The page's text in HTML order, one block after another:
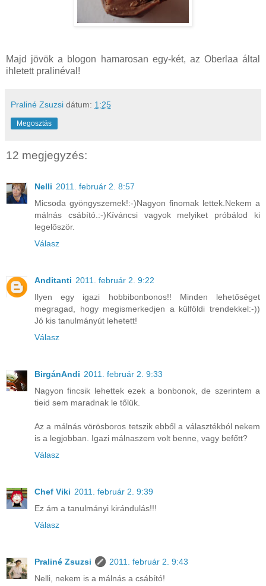
Majd jövök a blogon hamarosan egy-két, az Oberlaa által
ihletett pralinéval!
Praliné Zsuzsi dátum: 1:25
Megosztás
12 megjegyzés:
Nelli 2011. február 2. 8:57
Micsoda gyöngyszemek!:-)Nagyon finomak lettek.Nekem a
málnás csábító.:-)Kíváncsi vagyok melyiket próbálod ki
legelőször.
Válasz
Anditanti 2011. február 2. 9:22
Ilyen egy igazi hobbibonbonos!! Minden lehetőséget
megragad, hogy megismerkedjen a külföldi trendekkel:-))
Jó kis tanulmányút lehetett!
Válasz
BirgánAndi 2011. február 2. 9:33
Nagyon fincsik lehettek ezek a bonbonok, de szerintem a
tieid sem maradnak le tőlük.
Az a málnás vörösboros tetszik ebből a választékból nekem
is a legjobban. Igazi málnaszem volt benne, vagy befőtt?
Válasz
Chef Viki 2011. február 2. 9:39
Ez ám a tanulmányi kirándulás!!!
Válasz
Praliné Zsuzsi
2011. február 2. 9:43
Nelli, nekem is a málnás a csábító!